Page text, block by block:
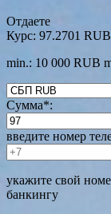
Отдаете
Курс: 97.2701
min.: 10 000 RUB
Сумма*:
введите номер
укажите свой
банкингу